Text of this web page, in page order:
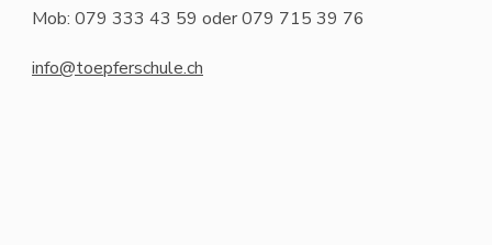
Mob: 079 333 43 59 oder 079 715 39 76
info@toepferschule.ch